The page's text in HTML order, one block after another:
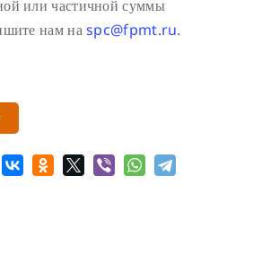
или частичной суммы
нам наspc@fpmt.ru.